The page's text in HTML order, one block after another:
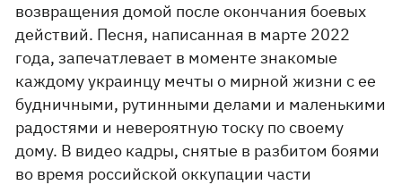
возвращения домой после окончания боевых
действий. Песня, написанная в марте 2022
года, запечатлевает в моменте знакомые
каждому украинцу мечты о мирной жизни с ее
будничными, рутинными делами и маленькими
радостями и невероятную тоску по своему
дому. В видео кадры, снятые в разбитом боями
во время российской оккупации части